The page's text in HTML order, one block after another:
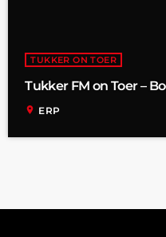
TUKKER ON TOER
Tukker FM on Toer –
location_on ERP